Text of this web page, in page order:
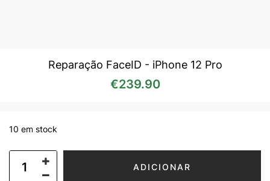
Reparação FaceID - iPhone 12 Pro
€239.90
10 em stock
ADICIONAR